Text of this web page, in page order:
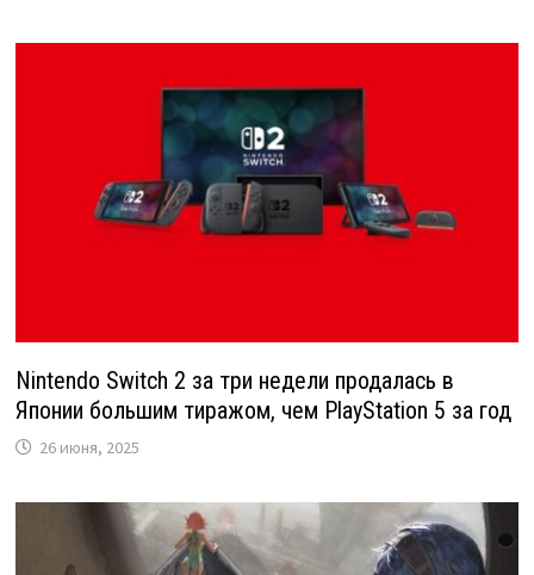
Nintendo Switch 2 за три недели продалась в
Японии большим тиражом, чем PlayStation 5 за год
26 июня, 2025